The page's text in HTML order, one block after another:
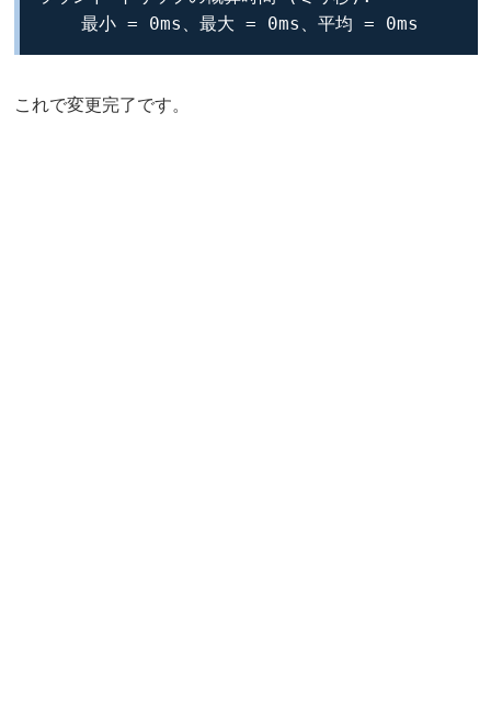
    最小 = 0ms、最大 = 0ms、平均 = 0ms
これで変更完了です。